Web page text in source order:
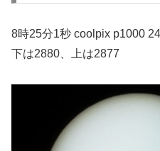
8時25分1秒 coolpix p1000
下は2880、上は2877